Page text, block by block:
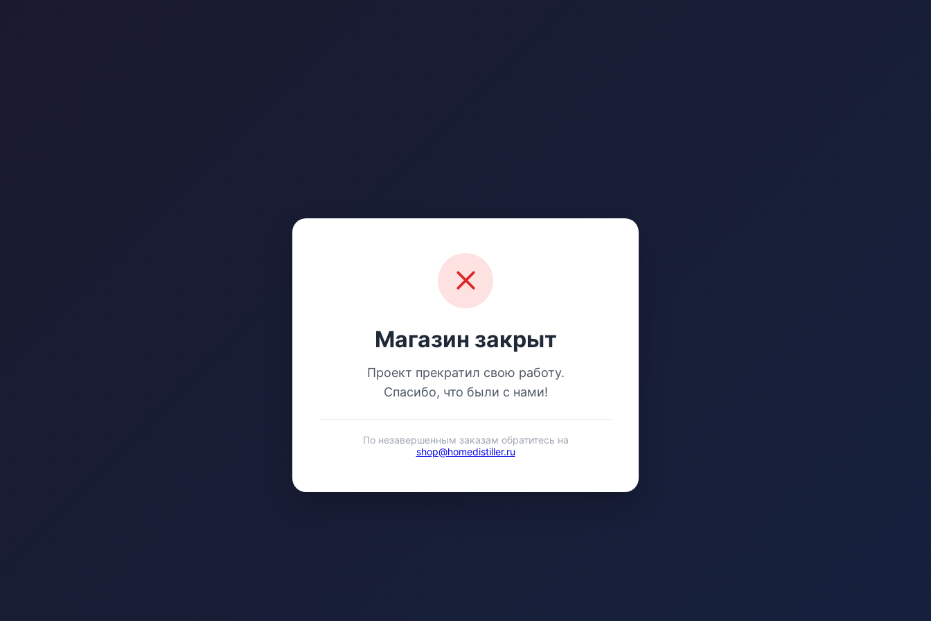
Магазин закрыт
Проект прекратил свою работу.
Спасибо, что были с нами!
По незавершенным заказам обратитесь на
shop@homedistiller.ru